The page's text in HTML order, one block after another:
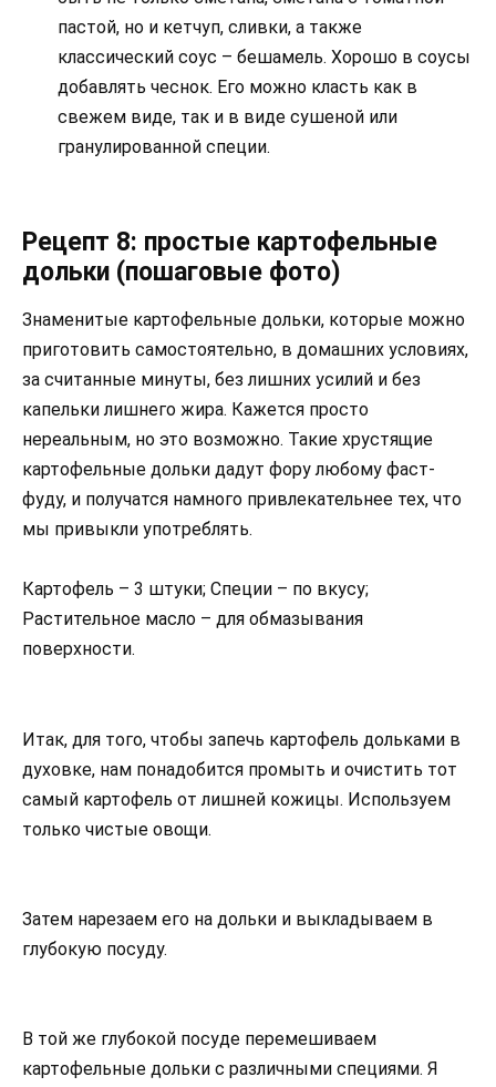
пастой, но и кетчуп, сливки, а также
классический соус – бешамель. Хорошо в соусы
добавлять чеснок. Его можно класть как в
свежем виде, так и в виде сушеной или
гранулированной специи.
Рецепт 8: простые картофельные
дольки (пошаговые фото)
Знаменитые картофельные дольки, которые можно
приготовить самостоятельно, в домашних условиях,
за считанные минуты, без лишних усилий и без
капельки лишнего жира. Кажется просто
нереальным, но это возможно. Такие хрустящие
картофельные дольки дадут фору любому фаст-
фуду, и получатся намного привлекательнее тех, что
мы привыкли употреблять.
Картофель – 3 штуки; Специи – по вкусу;
Растительное масло – для обмазывания
поверхности.
Итак, для того, чтобы запечь картофель дольками в
духовке, нам понадобится промыть и очистить тот
самый картофель от лишней кожицы. Используем
только чистые овощи.
Затем нарезаем его на дольки и выкладываем в
глубокую посуду.
В той же глубокой посуде перемешиваем
картофельные дольки с различными специями. Я